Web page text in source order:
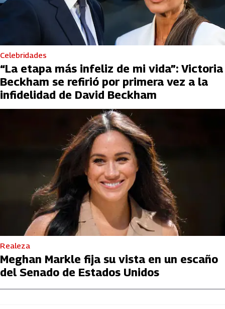
Celebridades
“La etapa más infeliz de mi vida”: Victoria
Beckham se refirió por primera vez a la
infidelidad de David Beckham
Realeza
Meghan Markle fija su vista en un escaño
del Senado de Estados Unidos